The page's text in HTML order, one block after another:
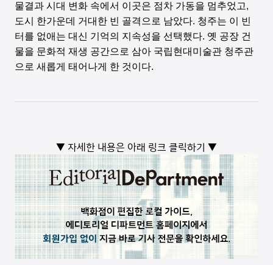
물결과 시대 변화 속에서 이곳은 점차 가동을 멈추었고,
도시 한가운데 거대한 빈 골격으로 남았다. 청주는 이 빈
터를 없애는 대신 기억의 지속성을 선택했다. 옛 공장 건
물을 문화적 재생 공간으로 삼아 국립현대미술관 청주관
으로 새롭게 태어나게 한 것이다.
▼ 자세한 내용은 아래 링크 클릭하기 ▼